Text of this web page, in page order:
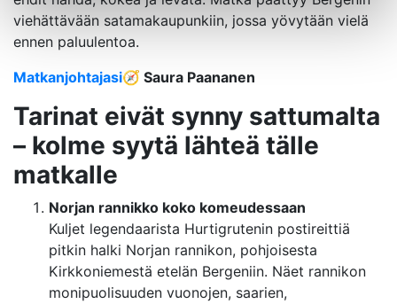
viehättävään satamakaupunkiin, jossa yövytään vielä
ennen paluulentoa.
Matkanjohtajasi🧭 Saura Paananen
Tarinat eivät synny sattumalta
– kolme syytä lähteä tälle
matkalle
Norjan rannikko koko komeudessaan
Kuljet legendaarista Hurtigrutenin postireittiä
pitkin halki Norjan rannikon, pohjoisesta
Kirkkoniemestä etelän Bergeniin. Näet rannikon
monipuolisuuden vuonojen, saarien,